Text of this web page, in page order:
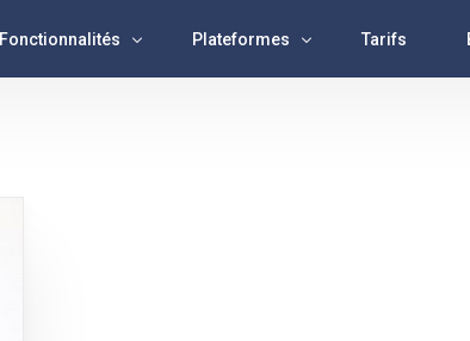
Fonctionnalités Plateformes Tarifs